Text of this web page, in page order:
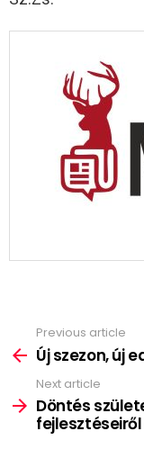
more
Previous article
Új szezon, új
Next article
Döntés